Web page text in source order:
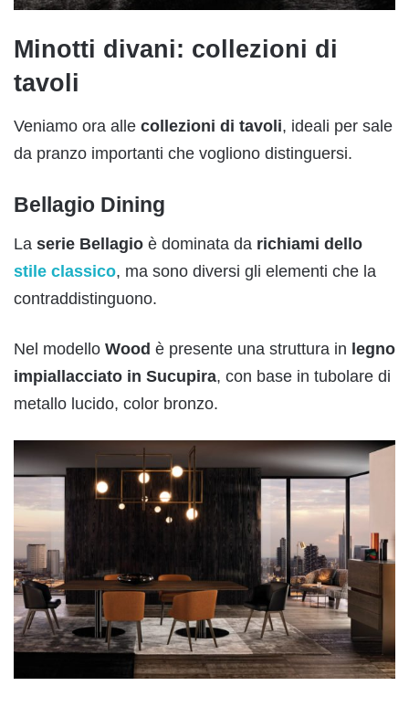
Minotti divani: collezioni di
tavoli
Veniamo ora alle collezioni di tavoli, ideali per sale
da pranzo importanti che vogliono distinguersi.
Bellagio Dining
La serie Bellagio è dominata da richiami dello
stile classico, ma sono diversi gli elementi che la
contraddistinguono.
Nel modello Wood è presente una struttura in legno
impiallacciato in Sucupira, con base in tubolare di
metallo lucido, color bronzo.